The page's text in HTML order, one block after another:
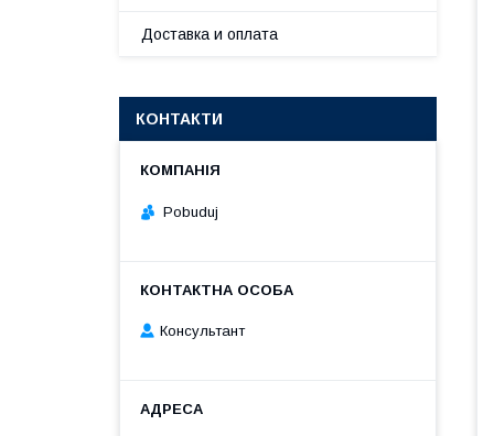
Доставка и оплата
КОНТАКТИ
Pobuduj
Консультант